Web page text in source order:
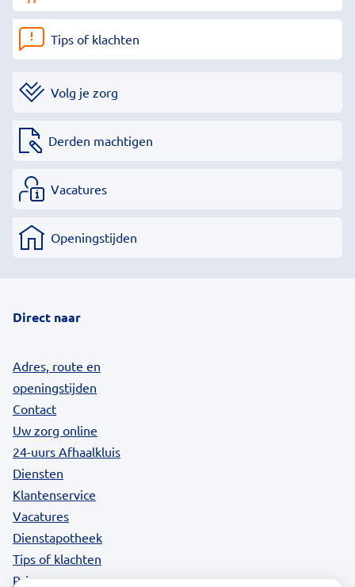
Tips of klachten
Volg je zorg
Derden machtigen
Vacatures
Openingstijden
Direct naar
Adres, route en
openingstijden
Contact
Uw zorg online
24-uurs Afhaalkluis
Diensten
Klantenservice
Vacatures
Dienstapotheek
Tips of klachten
Privacy